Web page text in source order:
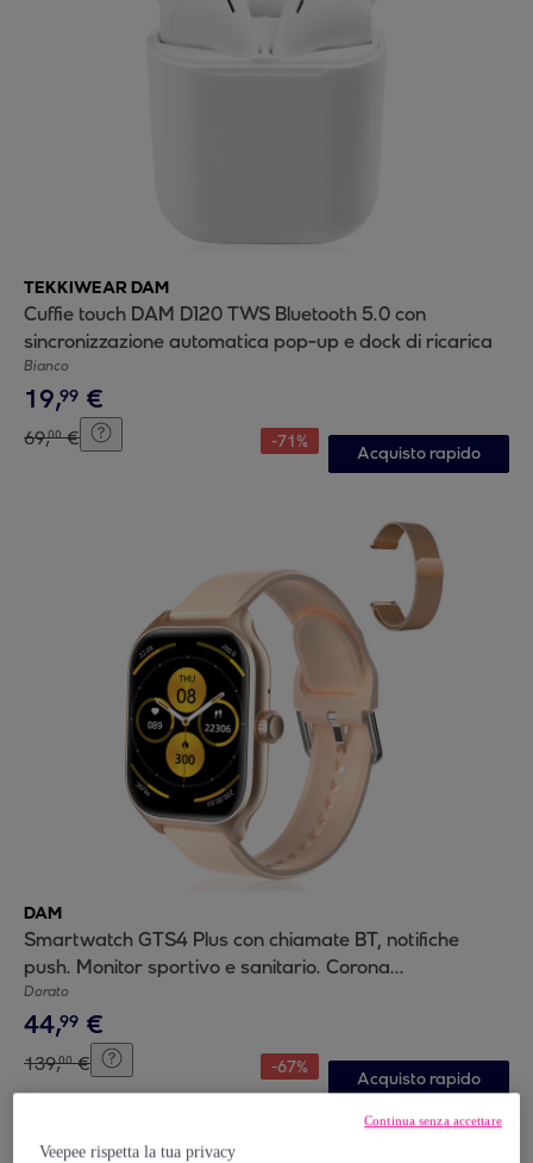
TEKKIWEAR DAM
Cuffie touch DAM D120 TWS Bluetooth 5.0 con
sincronizzazione automatica pop-up e dock di ricarica
Bianco
19,99 €
69,00 € -71%
Acquisto rapido
DAM
Smartwatch GTS4 Plus con chiamate BT, notifiche
push. Monitor sportivo e sanitario. Corona
multifunzione. 2 cinturini in silicone e metallo.
Dorato
44,99 €
139,00 € -67%
Acquisto rapido
Veepee rispetta la tua privacy
Continua senza accettare